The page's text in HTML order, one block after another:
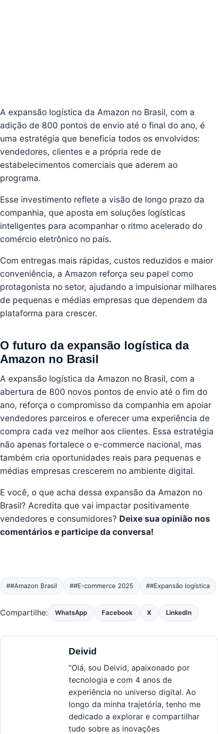
A expansão logística da Amazon no Brasil, com a
adição de 800 pontos de envio até o final do ano, é
uma estratégia que beneficia todos os envolvidos:
vendedores, clientes e a própria rede de
estabelecimentos comerciais que aderem ao
programa.
Esse investimento reflete a visão de longo prazo da
companhia, que aposta em soluções logísticas
inteligentes para acompanhar o ritmo acelerado do
comércio eletrônico no país.
Com entregas mais rápidas, custos reduzidos e maior
conveniência, a Amazon reforça seu papel como
protagonista no setor, ajudando a impulsionar milhares
de pequenas e médias empresas que dependem da
plataforma para crescer.
O futuro da expansão logística da
Amazon no Brasil
A expansão logística da Amazon no Brasil, com a
abertura de 800 novos pontos de envio até o fim do
ano, reforça o compromisso da companhia em apoiar
vendedores parceiros e oferecer uma experiência de
compra cada vez melhor aos clientes. Essa estratégia
não apenas fortalece o e-commerce nacional, mas
também cria oportunidades reais para pequenas e
médias empresas crescerem no ambiente digital.
E você, o que acha dessa expansão da Amazon no
Brasil? Acredita que vai impactar positivamente
vendedores e consumidores? Deixe sua opinião nos
comentários e participe da conversa!
##Amazon Brasil ##E-commerce 2025 ##Expansão logística
Compartilhe: WhatsApp Facebook X LinkedIn
Deivid
"Olá, sou Deivid, apaixonado por
tecnologia e com 4 anos de
experiência no universo digital. Ao
longo da minha trajetória, tenho me
dedicado a explorar e compartilhar
tudo sobre as inovações